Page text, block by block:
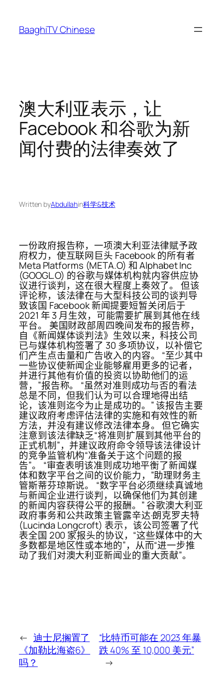
content
BaaghiTV Chinese
澳大利亚表示，让
Facebook 和谷歌为新
闻付费的法律奏效了
Written byAbdullahin科学&技术
一份政府报告称，一项澳大利亚法律赋予政
府权力，使互联网巨头 Facebook 的所有者
Meta Platforms (META.O) 和 Alphabet Inc
(GOOGL.O) 的谷歌与媒体机构就内容供应协
议进行谈判，这在很大程度上奏效了。 但该
评论称，该法律在与大型科技公司的谈判导
致该国 Facebook 新闻提要短暂关闭后于
2021 年 3 月生效，可能需要扩展到其他在线
平台。 美国财政部周四晚间发布的报告称，
自《新闻媒体谈判法》生效以来，科技公司
已与媒体机构签署了 30 多项协议，以补偿它
们产生点击量和广告收入的内容。 “至少其中
一些协议使新闻企业能够雇用更多的记者，
并进行其他有价值的投资以协助他们的运
营，”报告称。 “虽然对准则成功与否的看法
总是不同，但我们认为可以合理地得出结
论，该准则迄今为止是成功的。” 该报告主要
建议政府考虑评估法律的实施和有效性的新
方法，并没有建议修改法律本身。 但它确实
注意到该法律缺乏“将准则扩展到其他平台的
正式机制”，并建议政府命令领导该法律设计
的竞争监管机构“准备关于这个问题的报
告”。 “审查表明该准则成功地平衡了新闻媒
体和数字平台之间的议价能力，”助理财务主
管斯蒂芬琼斯说。 “数字平台必须继续真诚地
与新闻企业进行谈判，以确保他们为其创建
的新闻内容获得公平的报酬。” 谷歌澳大利亚
政府事务和公共政策主管露辛达·朗克罗夫特
(Lucinda Longcroft) 表示，该公司签署了代
表全国 200 家报头的协议，“这些媒体中的大
多数都是地区性或本地的”，从而“进一步推
动了我们对澳大利亚新闻业的重大贡献”。
← 迪士尼搁置了
《加勒比海盗6》
吗？
“比特币可能在 2023 年暴
跌 40% 至 10,000 美元”
→